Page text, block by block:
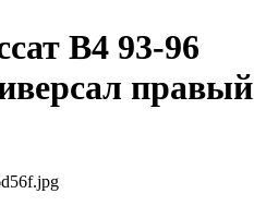
В4 93-96
правый